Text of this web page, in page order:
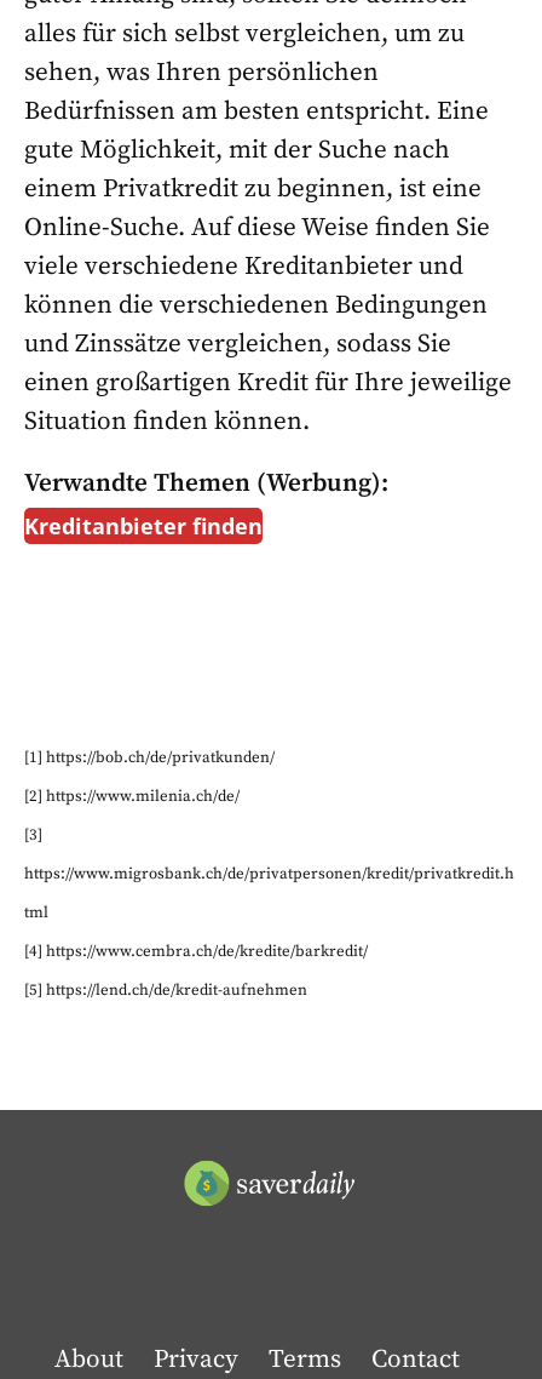
alles für sich selbst vergleichen, um zu
sehen, was Ihren persönlichen
Bedürfnissen am besten entspricht. Eine
gute Möglichkeit, mit der Suche nach
einem Privatkredit zu beginnen, ist eine
Online-Suche. Auf diese Weise finden Sie
viele verschiedene Kreditanbieter und
können die verschiedenen Bedingungen
und Zinssätze vergleichen, sodass Sie
einen großartigen Kredit für Ihre jeweilige
Situation finden können.
Verwandte Themen (Werbung):
Kreditanbieter finden
[1] https://bob.ch/de/privatkunden/
[2] https://www.milenia.ch/de/
[3]
https://www.migrosbank.ch/de/privatpersonen/kredit/privatkredit.h
tml
[4] https://www.cembra.ch/de/kredite/barkredit/
[5] https://lend.ch/de/kredit-aufnehmen
About Privacy Terms Contact